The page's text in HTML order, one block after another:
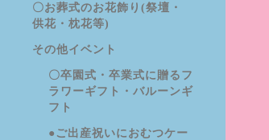
〇お葬式のお花飾り(祭壇・
供花・枕花等)
その他イベント
〇卒園式・卒業式に贈るフ
ラワーギフト・バルーンギ
フト
●ご出産祝いにおむつケー